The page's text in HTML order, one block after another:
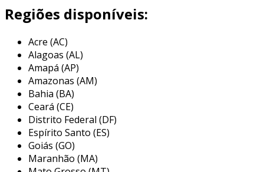
magnetismo para transmitir energia,
oferecendo uma série de vantagens em
comparação aos acoplamentos tradicionais.
um dos principais benefícios do acoplamento
magnético rexnord é a sua habilidade de
permitir um desalinhamento entre os eixos, o
que reduz o desgaste dos componentes e
aumenta a vida útil do sistema. além disso, esse
tipo de acoplamento pode ser utilizado em uma
variedade de aplicações, desde pequenos
motores até grandes sistemas industriais,
Regiões disponíveis:
Acre (AC)
Alagoas (AL)
Amapá (AP)
Amazonas (AM)
Bahia (BA)
Ceará (CE)
Distrito Federal (DF)
Espírito Santo (ES)
Goiás (GO)
Maranhão (MA)